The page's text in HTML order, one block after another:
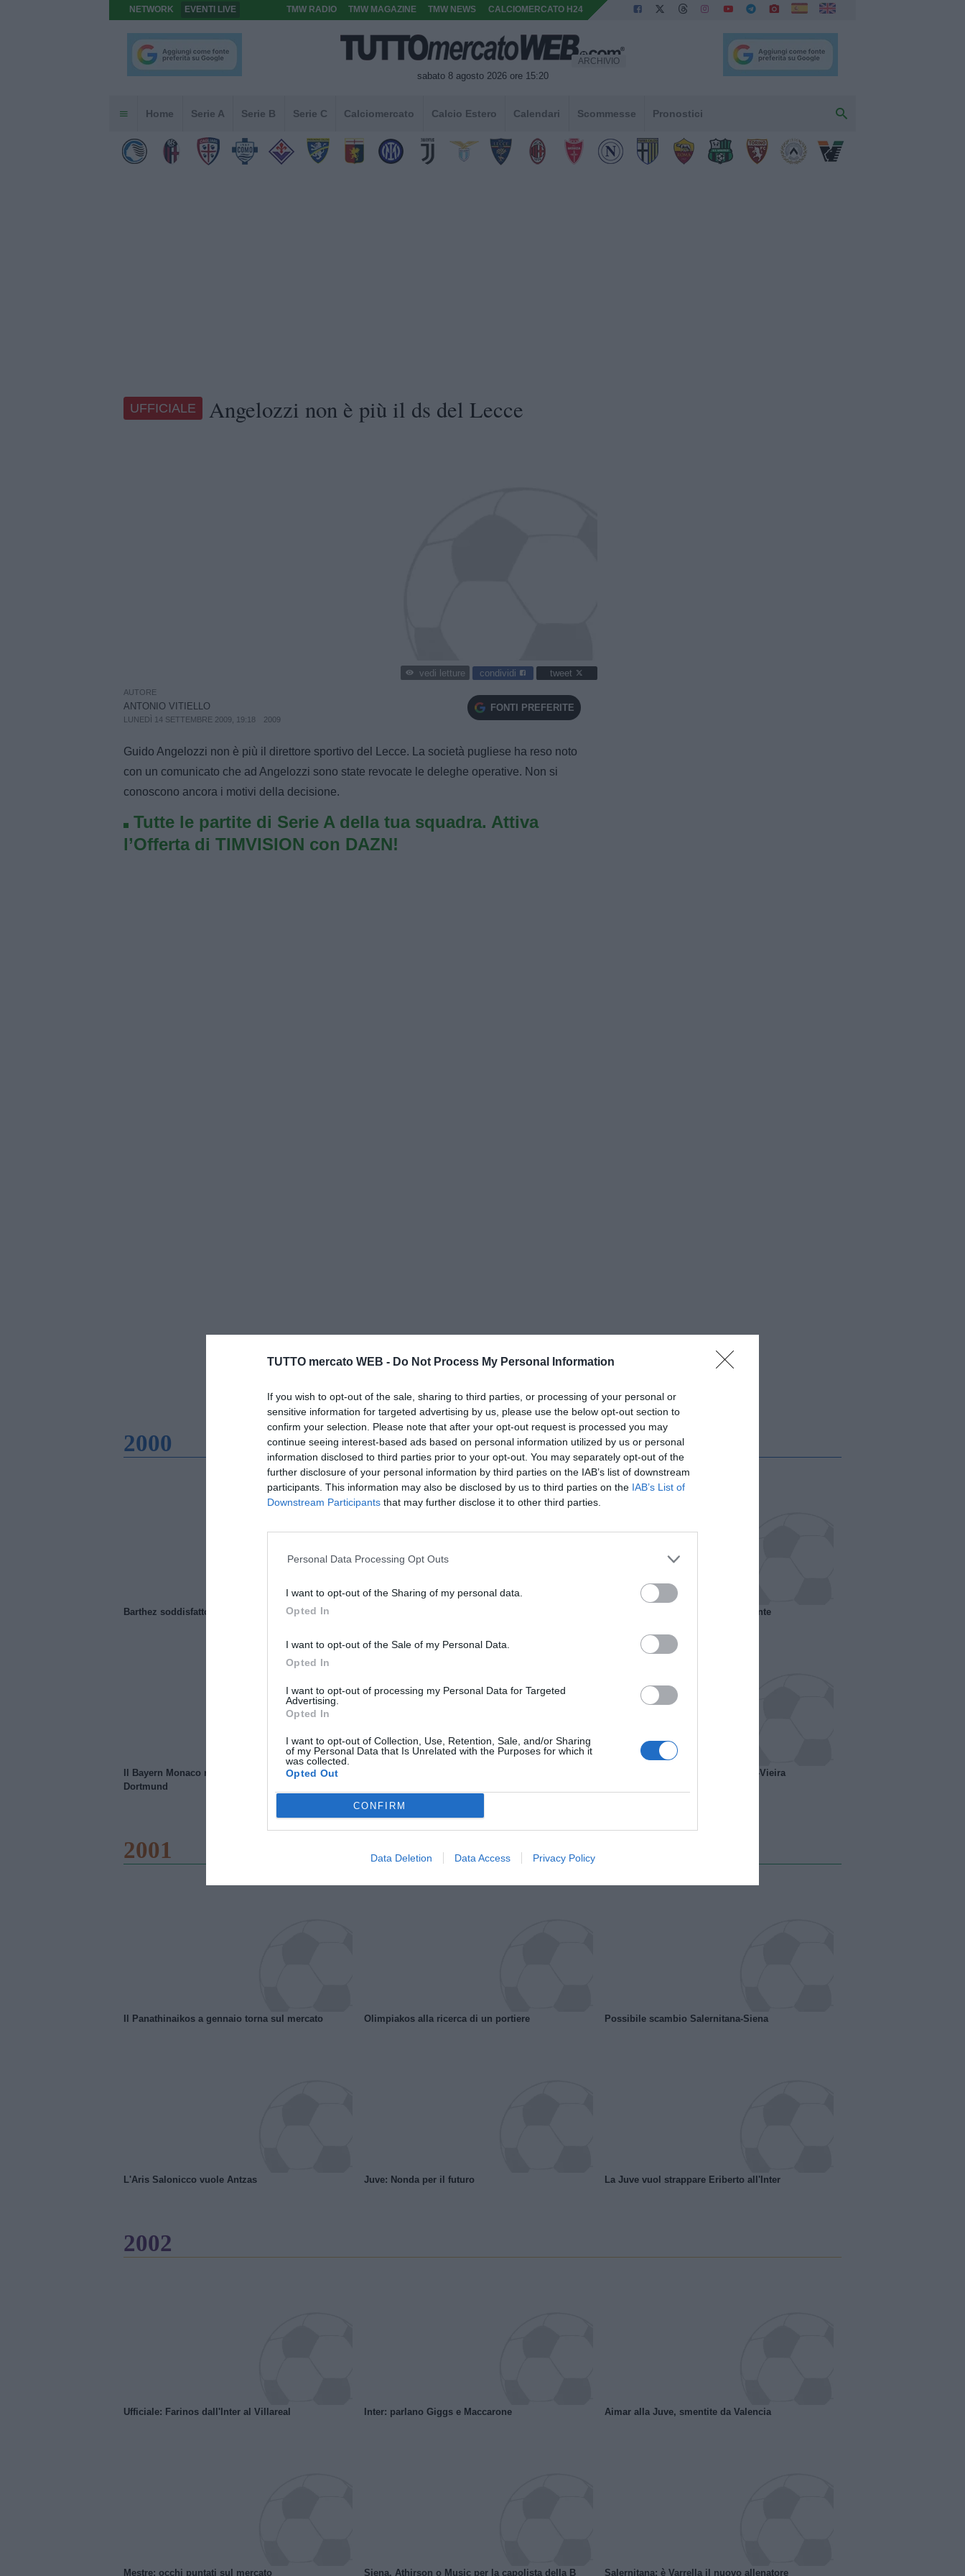
TUTTO mercato WEB - Do Not Process My Personal Information
If you wish to opt-out of the sale, sharing to third parties, or processing of your personal or
sensitive information for targeted advertising by us, please use the below opt-out section to
confirm your selection. Please note that after your opt-out request is processed you may
continue seeing interest-based ads based on personal information utilized by us or personal
information disclosed to third parties prior to your opt-out. You may separately opt-out of the
further disclosure of your personal information by third parties on the IAB’s list of downstream
participants. This information may also be disclosed by us to third parties on the IAB’s List of
Downstream Participants that may further disclose it to other third parties.
Personal Data Processing Opt Outs
I want to opt-out of the Sharing of my personal data.
Opted In
I want to opt-out of the Sale of my Personal Data.
Opted In
I want to opt-out of processing my Personal Data for Targeted
Advertising.
Opted In
I want to opt-out of Collection, Use, Retention, Sale, and/or Sharing
of my Personal Data that Is Unrelated with the Purposes for which it
was collected.
Opted Out
CONFIRM
Data Deletion Data Access Privacy Policy
NETWORK EVENTI LIVE TMW RADIO TMW MAGAZINE TMW NEWS CALCIOMERCATO H24
sabato 8 agosto 2026 ore 15:20
ARCHIVIO
Home Serie A Serie B Serie C Calciomercato Calcio Estero Calendari Scommesse Pronostici
UFFICIALE Angelozzi non è più il ds del Lecce
vedi letture condividi tweet
AUTORE
ANTONIO VITIELLO
LUNEDÌ 14 SETTEMBRE 2009, 19:18 2009
FONTI PREFERITE
Guido Angelozzi non è più il direttore sportivo del Lecce. La società pugliese ha reso noto
con un comunicato che ad Angelozzi sono state revocate le deleghe operative. Non si
conoscono ancora i motivi della decisione.
Tutte le partite di Serie A della tua squadra. Attiva
l’Offerta di TIMVISION con DAZN!
2000
Barthez soddisfatto del Manchester United Francia, il Marsiglia senza presidente
Il Bayern Monaco ridimensiona il Borussia
Dortmund
A gennaio ipotesi scambio Davids-Vieira
2001
Il Panathinaikos a gennaio torna sul mercato Olimpiakos alla ricerca di un portiere Possibile scambio Salernitana-Siena
L'Aris Salonicco vuole Antzas Juve: Nonda per il futuro La Juve vuol strappare Eriberto all'Inter
2002
Ufficiale: Farinos dall'Inter al Villareal Inter: parlano Giggs e Maccarone Aimar alla Juve, smentite da Valencia
Mestre: occhi puntati sul mercato Siena, Athirson o Music per la capolista della B Salernitana: è Varrella il nuovo allenatore